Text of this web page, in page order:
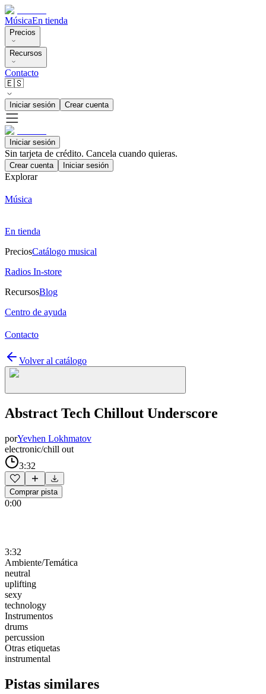
MúsicaEn tienda
Precios
Recursos
Contacto
🇪🇸
Iniciar sesión Crear cuenta
Iniciar sesión
Sin tarjeta de crédito. Cancela cuando quieras.
Crear cuenta Iniciar sesión
Explorar
Música
En tienda
PreciosCatálogo musical
Radios In-store
RecursosBlog
Centro de ayuda
Contacto
Volver al catálogo
Abstract Tech Chillout Underscore
porYevhen Lokhmatov
electronic/chill out
3:32
Comprar pista
0:00
3:32
Ambiente/Temática
neutral
uplifting
sexy
technology
Instrumentos
drums
percussion
Otras etiquetas
instrumental
Pistas similares